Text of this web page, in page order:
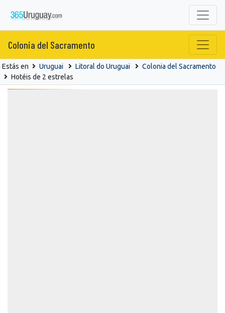
Colonia del Sacramento
Estás en Uruguai Litoral do Uruguai
Colonia del Sacramento
Hotéis de 2 estrelas